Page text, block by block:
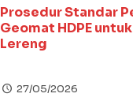
Prosedur Standar
Geomat HDPE
Lereng
27/05/2026